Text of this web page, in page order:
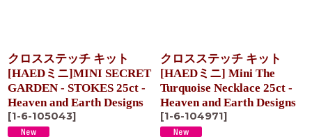
クロスステッチ キット
[HAEDミニ]MINI SECRET
GARDEN - STOKES 25ct -
Heaven and Earth Designs
[1-6-105043]
クロスステッチ キット
[HAEDミニ] Mini The
Turquoise Necklace 25ct -
Heaven and Earth Designs
[1-6-104971]